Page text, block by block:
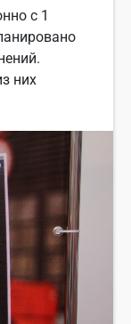
с 1
них